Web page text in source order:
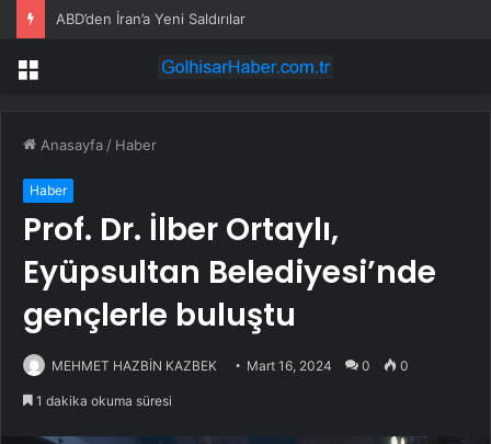
ABD’den İran’a Yeni Saldırılar
Menü
Anasayfa / Haber
Haber
Prof. Dr. İlber Ortaylı,
Eyüpsultan Belediyesi’nde
gençlerle buluştu
MEHMET HAZBİN KAZBEK Mart 16, 2024 0 0
1 dakika okuma süresi